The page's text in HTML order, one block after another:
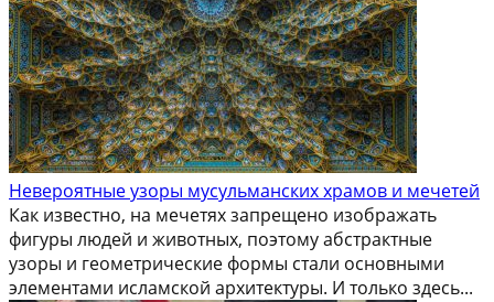
Невероятные узоры мусульманских храмов и мечетей
Как известно, на мечетях запрещено изображать
фигуры людей и животных, поэтому абстрактные
узоры и геометрические формы стали основными
элементами исламской архитектуры. И только здесь...